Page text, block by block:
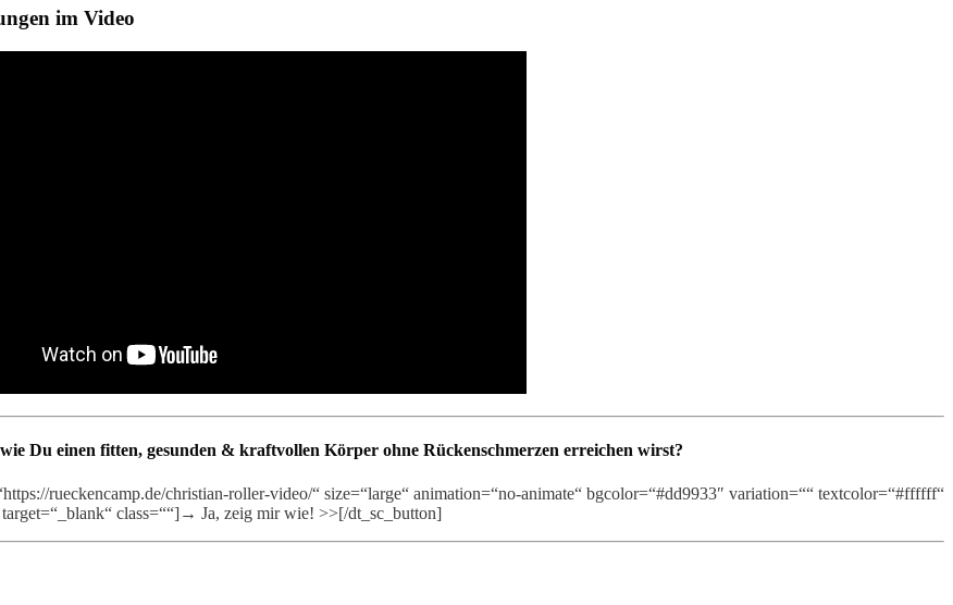
im Video
Du einen fitten, gesunden & kraftvollen Körper ohne Rückenschmerzen erreichen wirst?
rueckencamp.de/christian-roller-video/“ size=“large“ animation=“no-animate“ bgcolor=“#dd9933″ variation=““ textcolor=“#ffffff“
target=“_blank“ class=““]→ Ja, zeig mir wie! >>[/dt_sc_button]